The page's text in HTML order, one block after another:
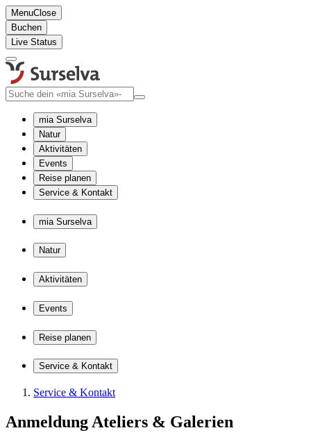
MenuClose
Buchen
Live Status
mia Surselva
Natur
Aktivitäten
Events
Reise planen
Service & Kontakt
mia Surselva
Natur
Aktivitäten
Events
Reise planen
Service & Kontakt
Service & Kontakt
Anmeldung Ateliers & Galerien